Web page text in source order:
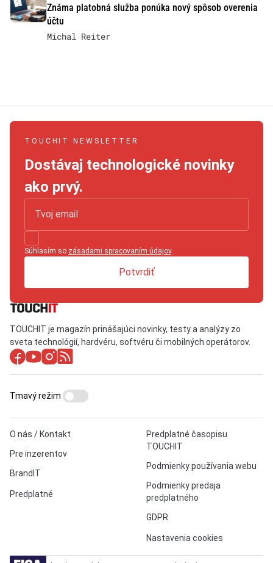
Známa platobná služba ponúka nový spôsob overenia
účtu
Michal Reiter
TOUCHIT NEWSLETTER
Dostávaj technologické novinky
ako prvý.
Súhlasím so zásadami spracovaním údajov.
Potvrdiť
TOUCHIT je magazín prinášajúci novinky, testy a analýzy zo
sveta technológií, hardvéru, softvéru či mobilných operátorov.
O nás / Kontakt
Pre inzerentov
BrandIT
Predplatné
Predplatné časopisu
TOUCHIT
Podmienky používania webu
Podmienky predaja
predplatného
GDPR
Nastavenia cookies
Tmavý režim